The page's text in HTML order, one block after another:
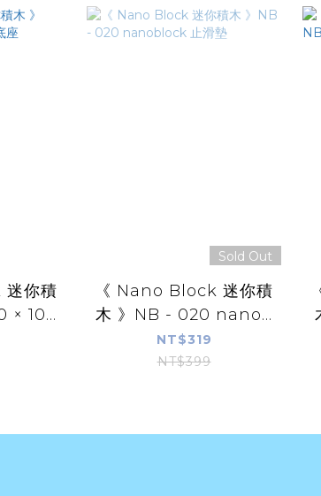
你積
× 10...
Sold Out
《 Nano Block 迷你積
木 》NB - 020 nano...
NT$319
NT$399